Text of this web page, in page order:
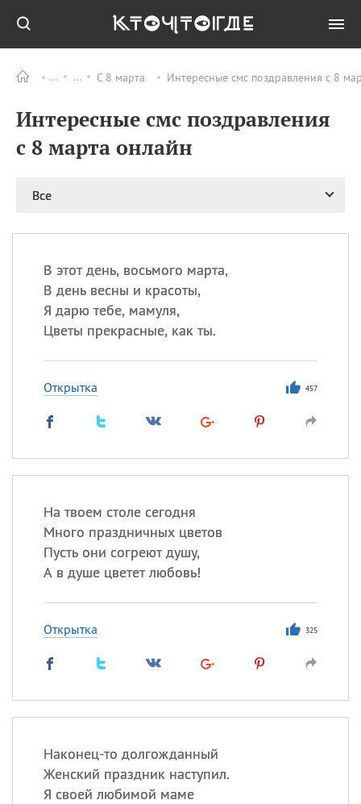
С 8 марта Интересные смс поздравления с 8
Интересные смс поздравления
с 8 марта онлайн
Все
В этот день, восьмого марта,
В день весны и красоты,
Я дарю тебе, мамуля,
Цветы прекрасные, как ты.
Открытка 457
На твоем столе сегодня
Много праздничных цветов
Пусть они согреют душу,
А в душе цветет любовь!
Открытка 325
Наконец-то долгожданный
Женский праздник наступил.
Я своей любимой маме
ПРАЗДНИКИ Все
06.08 Преображение
Господне у западных
Романа и Давида
мучеников
Бояка
,
Кристина
Посмотреть значениеи